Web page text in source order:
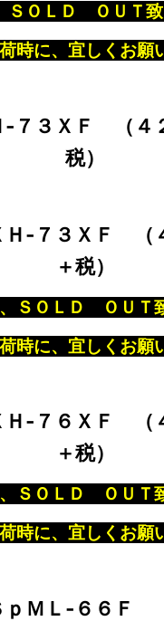
ＳＯＬＤ ＯＵＴ致
時に、宜しくお願
７３ＸＦ （４
税）
‐７３ＸＦ （
＋税）
ＳＯＬＤ ＯＵＴ
時に、宜しくお願
‐７６ＸＦ （
＋税）
ＳＯＬＤ ＯＵＴ
時に、宜しくお願
ＭＬ‐６６Ｆ